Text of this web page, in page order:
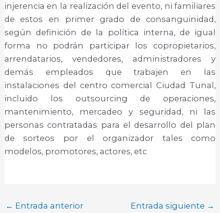
injerencia en la realización del evento, ni familiares
de estos en primer grado de consanguinidad,
según definición de la política interna, de igual
forma no podrán participar los copropietarios,
arrendatarios, vendedores, administradores y
demás empleados que trabajen en las
instalaciones del centro comercial Ciudad Tunal,
incluido los outsourcing de operaciones,
mantenimiento, mercadeo y seguridad, ni las
personas contratadas para el desarrollo del plan
de sorteos por el organizador tales como
modelos, promotores, actores, etc
← Entrada anterior Entrada siguiente →